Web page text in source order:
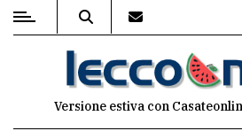
MENUVersione estiva con